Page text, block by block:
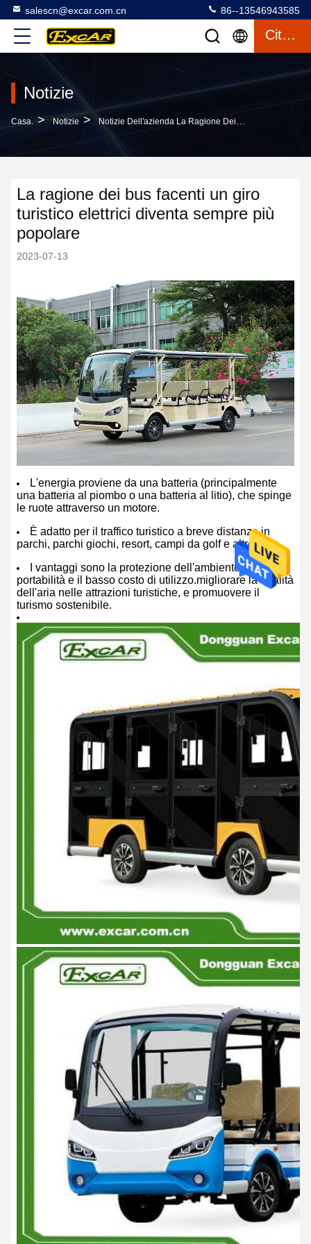
salescn@excar.com.cn 86--13546943585
Citazione
Notizie
Casa. > Notizie > Notizie Dell'azienda La Ragione Dei Bus Facenti Un Giro Turistico Elettrici Diventa Sempre Più Popolare
La ragione dei bus facenti un giro
turistico elettrici diventa sempre più
popolare
2023-07-13
L'energia proviene da una batteria (principalmente
una batteria al piombo o una batteria al litio), che spinge
le ruote attraverso un motore.
È adatto per il traffico turistico a breve distanza in
parchi, parchi giochi, resort, campi da golf e altre aree.
I vantaggi sono la protezione dell'ambiente, la
portabilità e il basso costo di utilizzo.migliorare la qualità
dell'aria nelle attrazioni turistiche, e promuovere il
turismo sostenibile.